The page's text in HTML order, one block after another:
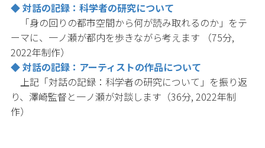
◆ 対話の記録：科学者の研究について
「身の回りの都市空間から何が読み取れるのか」をテ
ーマに、一ノ瀬が都内を歩きながら考えます （75分,
2022年制作）
◆ 対話の記録：アーティストの作品について
上記「対話の記録：科学者の研究について」を振り返
り、澤崎監督と一ノ瀬が対談します（36分, 2022年制
作）